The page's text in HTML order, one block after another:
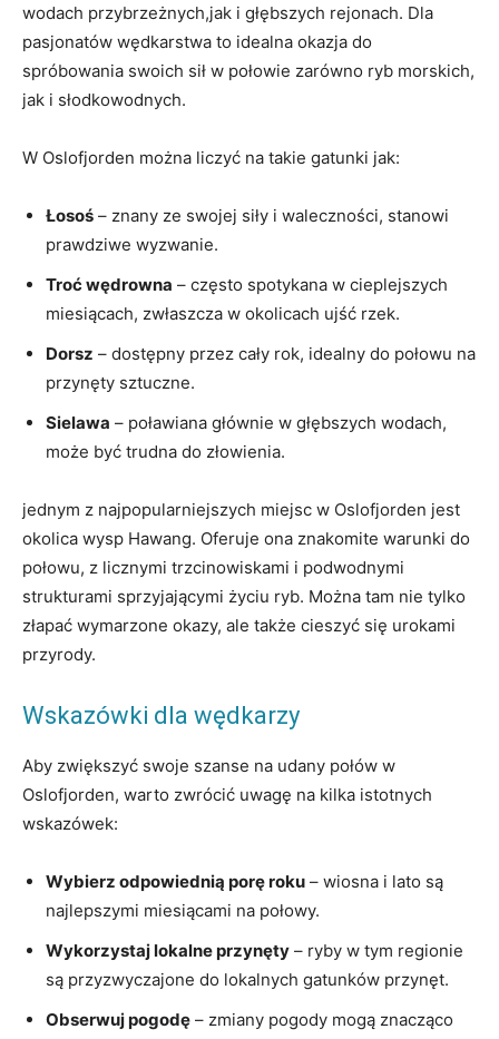
wodach przybrzeżnych,jak i głębszych rejonach. Dla
pasjonatów wędkarstwa to idealna okazja do
spróbowania swoich sił w połowie zarówno ryb morskich,
jak i słodkowodnych.
W Oslofjorden można liczyć na takie gatunki jak:
Łosoś – znany ze swojej siły i waleczności, stanowi
prawdziwe wyzwanie.
Troć wędrowna – często spotykana w cieplejszych
miesiącach, zwłaszcza w okolicach ujść rzek.
Dorsz – dostępny przez cały rok, idealny do połowu na
przynęty sztuczne.
Sielawa – poławiana głównie w głębszych wodach,
może być trudna do złowienia.
jednym z najpopularniejszych miejsc w Oslofjorden jest
okolica wysp Hawang. Oferuje ona znakomite warunki do
połowu, z licznymi trzcinowiskami i podwodnymi
strukturami sprzyjającymi życiu ryb. Można tam nie tylko
złapać wymarzone okazy, ale także cieszyć się urokami
przyrody.
Wskazówki dla wędkarzy
Aby zwiększyć swoje szanse na udany połów w
Oslofjorden, warto zwrócić uwagę na kilka istotnych
wskazówek:
Wybierz odpowiednią porę roku – wiosna i lato są
najlepszymi miesiącami na połowy.
Wykorzystaj lokalne przynęty – ryby w tym regionie
są przyzwyczajone do lokalnych gatunków przynęt.
Obserwuj pogodę – zmiany pogody mogą znacząco